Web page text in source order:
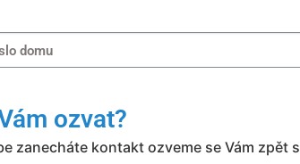
ozvat?
zanecháte kontakt ozveme se Vám zpět s